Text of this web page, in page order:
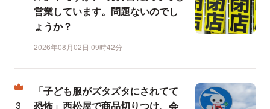
営業しています。問題ないのでし
ょうか？
2026年08月02日 09時42分
「子ども服がズタズタにされてて
恐怖」西松屋で商品切りつけ、会